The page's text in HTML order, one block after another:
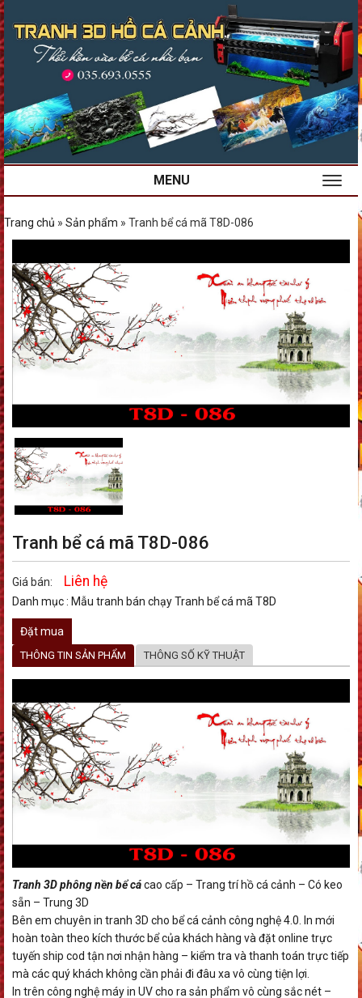
MENU
Trang chủ » Sản phẩm » Tranh bể cá mã T8D-086
Tranh bể cá mã T8D-086
Giá bán: Liên hệ
Danh mục : Mẫu tranh bán chạyTranh bể cá mã T8D
Đặt mua
THÔNG TIN SẢN PHẨM THÔNG SỐ KỸ THUẬT
Tranh 3D phông nền bể cácao cấp – Trang trí hồ cá cảnh – Có keo
sẵn – Trung 3D
Bên em chuyên in tranh 3D cho bể cá cảnh công nghệ 4.0. In mới
hoàn toàn theo kích thước bể của khách hàng và đặt online trực
tuyến ship cod tận nơi nhận hàng – kiểm tra và thanh toán trực tiếp
mà các quý khách không cần phải đi đâu xa vô cùng tiện lợi.
In trên công nghệ máy in UV cho ra sản phẩm vô cùng sắc nét –